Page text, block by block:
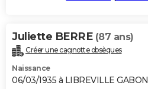
Juliette BERRE (87 ans)
Créer une cagnotte obsèques
Naissance
06/03/1935 à LIBREVILLE GABON